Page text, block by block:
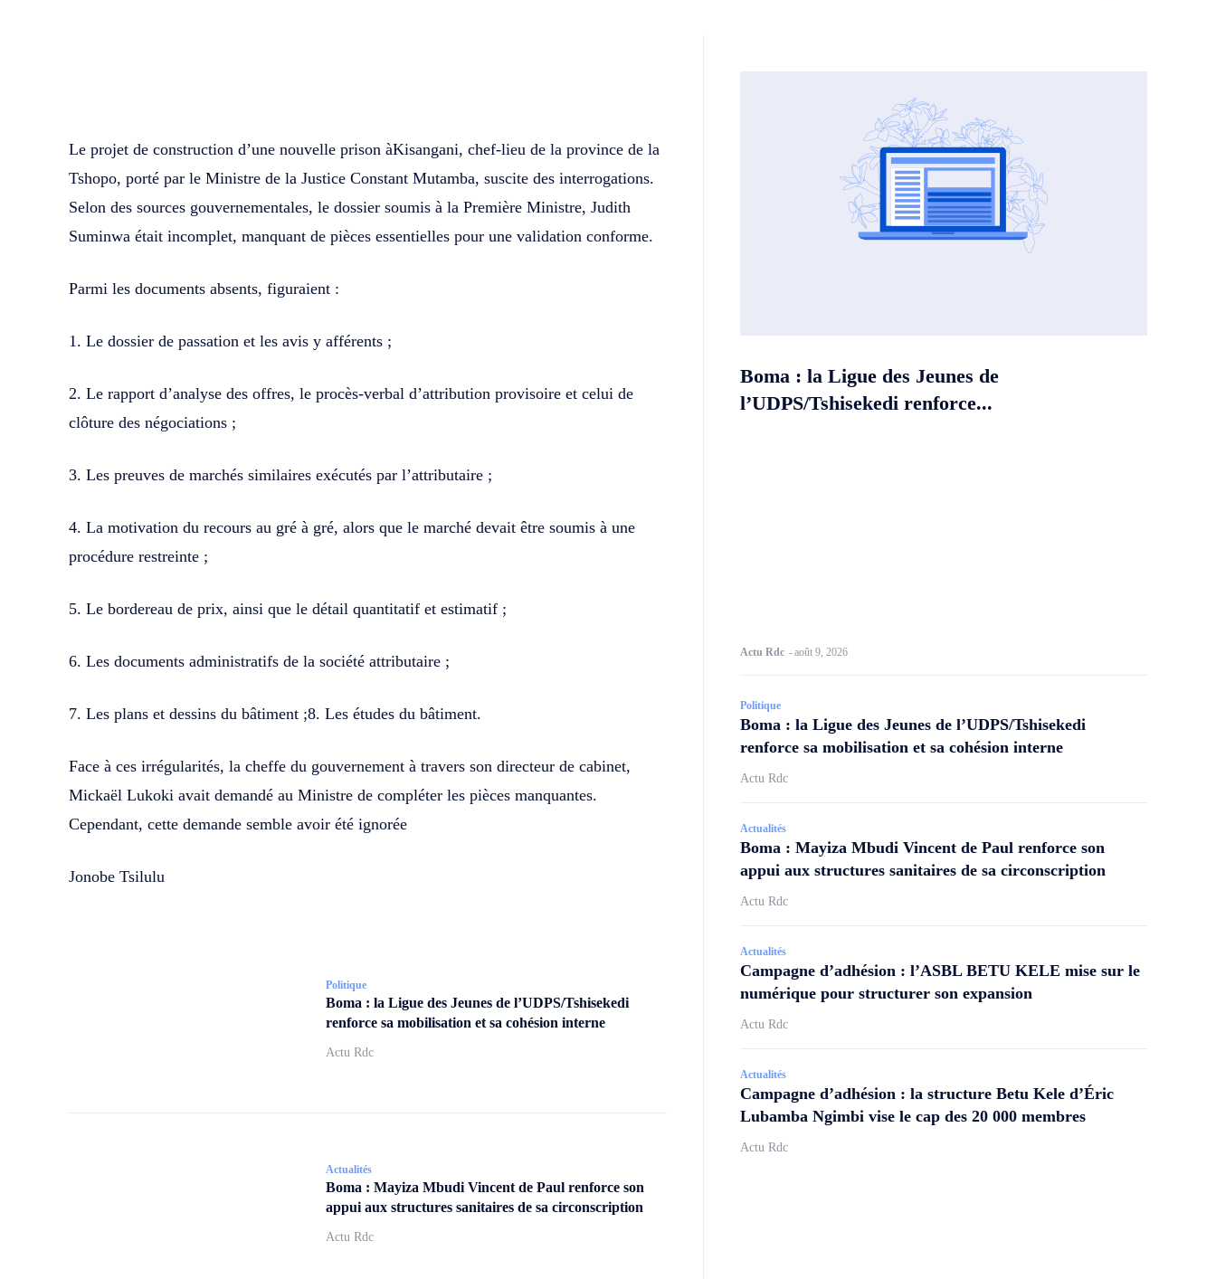
Le projet de construction d’une nouvelle prison àKisangani, chef-lieu de la province de la
Tshopo, porté par le Ministre de la Justice Constant Mutamba, suscite des interrogations.
Selon des sources gouvernementales, le dossier soumis à la Première Ministre, Judith
Suminwa était incomplet, manquant de pièces essentielles pour une validation conforme.
Parmi les documents absents, figuraient :
1. Le dossier de passation et les avis y afférents ;
2. Le rapport d’analyse des offres, le procès-verbal d’attribution provisoire et celui de
clôture des négociations ;
3. Les preuves de marchés similaires exécutés par l’attributaire ;
4. La motivation du recours au gré à gré, alors que le marché devait être soumis à une
procédure restreinte ;
5. Le bordereau de prix, ainsi que le détail quantitatif et estimatif ;
6. Les documents administratifs de la société attributaire ;
7. Les plans et dessins du bâtiment ;8. Les études du bâtiment.
Face à ces irrégularités, la cheffe du gouvernement à travers son directeur de cabinet,
Mickaël Lukoki avait demandé au Ministre de compléter les pièces manquantes.
Cependant, cette demande semble avoir été ignorée
Jonobe Tsilulu
Politique
Boma : la Ligue des Jeunes de l’UDPS/Tshisekedi
renforce sa mobilisation et sa cohésion interne
Actu Rdc
Actualités
Boma : Mayiza Mbudi Vincent de Paul renforce son
appui aux structures sanitaires de sa circonscription
Actu Rdc
Boma : la Ligue des Jeunes de
l’UDPS/Tshisekedi renforce...
Actu Rdc -août 9, 2026
Politique
Boma : la Ligue des Jeunes de l’UDPS/Tshisekedi
renforce sa mobilisation et sa cohésion interne
Actu Rdc
Actualités
Boma : Mayiza Mbudi Vincent de Paul renforce son
appui aux structures sanitaires de sa circonscription
Actu Rdc
Actualités
Campagne d’adhésion : l’ASBL BETU KELE mise sur le
numérique pour structurer son expansion
Actu Rdc
Actualités
Campagne d’adhésion : la structure Betu Kele d’Éric
Lubamba Ngimbi vise le cap des 20 000 membres
Actu Rdc